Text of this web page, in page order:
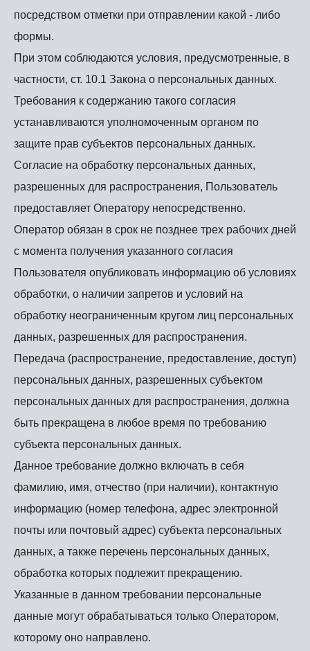
посредством отметки при отправлении какой - либо
формы.
При этом соблюдаются условия, предусмотренные, в
частности, ст. 10.1 Закона о персональных данных.
Требования к содержанию такого согласия
устанавливаются уполномоченным органом по
защите прав субъектов персональных данных.
Согласие на обработку персональных данных,
разрешенных для распространения, Пользователь
предоставляет Оператору непосредственно.
Оператор обязан в срок не позднее трех рабочих дней
с момента получения указанного согласия
Пользователя опубликовать информацию об условиях
обработки, о наличии запретов и условий на
обработку неограниченным кругом лиц персональных
данных, разрешенных для распространения.
Передача (распространение, предоставление, доступ)
персональных данных, разрешенных субъектом
персональных данных для распространения, должна
быть прекращена в любое время по требованию
субъекта персональных данных.
Данное требование должно включать в себя
фамилию, имя, отчество (при наличии), контактную
информацию (номер телефона, адрес электронной
почты или почтовый адрес) субъекта персональных
данных, а также перечень персональных данных,
обработка которых подлежит прекращению.
Указанные в данном требовании персональные
данные могут обрабатываться только Оператором,
которому оно направлено.